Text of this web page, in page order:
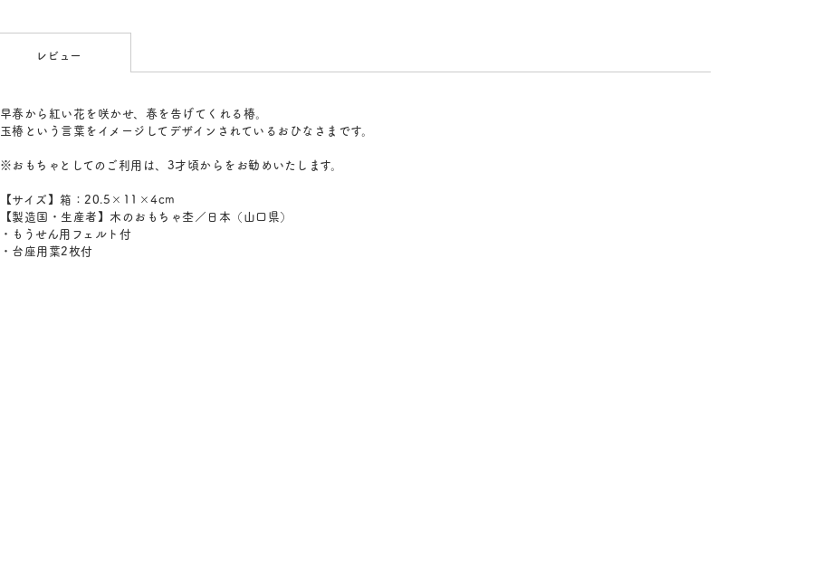
レビュー
早春から紅い花を咲かせ、春を告げてくれる椿。
玉椿という言葉をイメージしてデザインされているおひなさまです。
※おもちゃとしてのご利用は、3才頃からをお勧めいたします。
【サイズ】箱：20.5×11×4cm
【製造国・生産者】木のおもちゃ杢／日本（山口県）
・もうせん用フェルト付
・台座用葉2枚付